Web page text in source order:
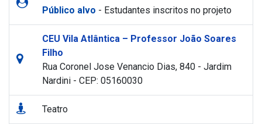
Público alvo - Estudantes inscritos no projeto
CEU Vila Atlântica – Professor João Soares
Filho
Rua Coronel Jose Venancio Dias, 840 - Jardim
Nardini - CEP: 05160030
Teatro